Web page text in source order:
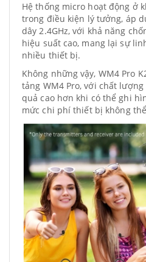
Hệ thống micro hoạt động ở
trong điều kiện lý tưởng, áp
dây 2.4GHz, với khả năng
hiệu suất cao, mang lại sự
nhiều thiết bị.
Không những vậy, WM4 Pro
tảng WM4 Pro, với chất
quả cao hơn khi có thể ghi
mức chi phí thiết bị không